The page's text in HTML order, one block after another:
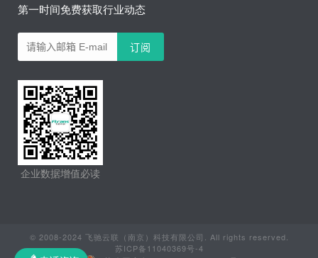
第一时间免费获取行业动态
企业数据增值必读
© 2008-2024 飞驰云联（南京）科技有限公司. All rights reserved.
苏ICP备11040369号-4